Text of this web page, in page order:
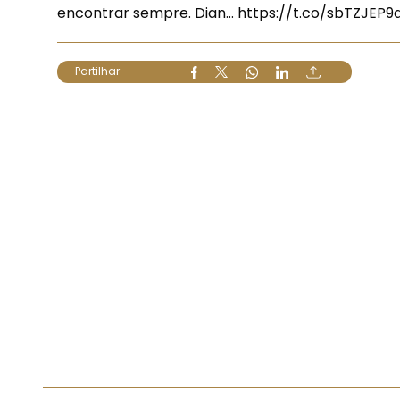
encontrar sempre. Dian… https://t.co/
Partilhar